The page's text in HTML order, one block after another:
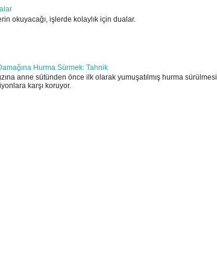
okuyacağı, işlerde kolaylık için dualar.
Hurma Sürmek: Tahnik
anne sütünden önce ilk olarak yumuşatılmış hurma sürülmesi
karşı koruyor.